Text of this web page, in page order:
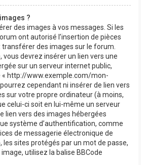
?
des images à vos messages. Si les
ont autorisé l’insertion de pièces
des images sur le forum.
vous devrez insérer un lien vers une
sur un serveur internet public,
http://www.exemple.com/mon-
cependant ni insérer de lien vers
sur votre propre ordinateur (à moins,
celui-ci soit en lui-même un serveur
lien vers des images hébergées
système d’authentification, comme
de messagerie électronique de
les sites protégés par un mot de passe,
utilisez la balise BBCode